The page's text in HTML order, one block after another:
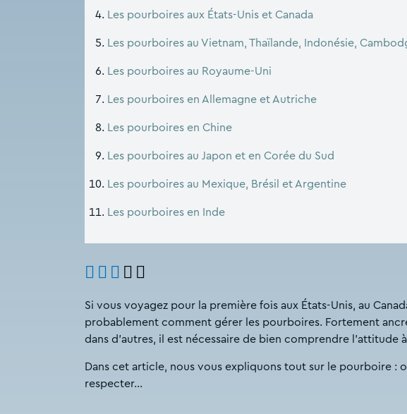
Les pourboires aux États-Unis et Canada
Les pourboires au Vietnam, Thaïlande, Indonésie,
Les pourboires au Royaume-Uni
Les pourboires en Allemagne et Autriche
Les pourboires en Chine
Les pourboires au Japon et en Corée du Sud
Les pourboires au Mexique, Brésil et Argentine
Les pourboires en Inde
Si vous voyagez pour la première fois aux États-Unis, au
probablement comment gérer les pourboires. Fortement
dans d’autres, il est nécessaire de bien comprendre
Dans cet article, nous vous expliquons tout sur le pourboire :
respecter…